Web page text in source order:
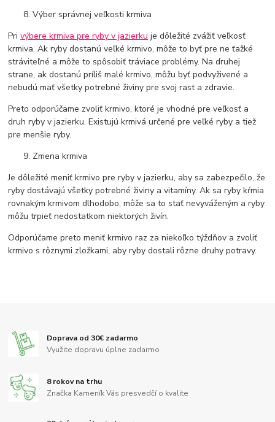
Výber správnej veľkosti krmiva
Privýbere krmiva pre ryby v jazierku je dôležité zvážiť veľkosť
krmiva. Ak ryby dostanú veľké krmivo, môže to byť pre ne ťažké
stráviteľné a môže to spôsobiť tráviace problémy. Na druhej
strane, ak dostanú príliš malé krmivo, môžu byť podvyživené a
nebudú mať všetky potrebné živiny pre svoj rast a zdravie.
Preto odporúčame zvoliť krmivo, ktoré je vhodné pre veľkosť a
druh ryby v jazierku. Existujú krmivá určené pre veľké ryby a tiež
pre menšie ryby.
Zmena krmiva
Je dôležité meniť krmivo pre ryby v jazierku, aby sa zabezpečilo, že
ryby dostávajú všetky potrebné živiny a vitamíny. Ak sa ryby kŕmia
rovnakým krmivom dlhodobo, môže sa to stať nevyváženým a ryby
môžu trpieť nedostatkom niektorých živín.
Odporúčame preto meniť krmivo raz za niekoľko týždňov a zvoliť
krmivo s rôznymi zložkami, aby ryby dostali rôzne druhy potravy.
Doprava od 30€ zadarmo
Využite dopravu úplne zadarmo
8 rokov na trhu
Značka Kameník Vás presvedčí o kvalite